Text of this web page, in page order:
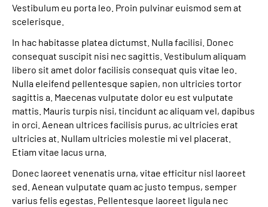
Vestibulum eu porta leo. Proin pulvinar euismod sem at
scelerisque.
In hac habitasse platea dictumst. Nulla facilisi. Donec
consequat suscipit nisi nec sagittis. Vestibulum aliquam
libero sit amet dolor facilisis consequat quis vitae leo.
Nulla eleifend pellentesque sapien, non ultricies tortor
sagittis a. Maecenas vulputate dolor eu est vulputate
mattis. Mauris turpis nisi, tincidunt ac aliquam vel, dapibus
in orci. Aenean ultrices facilisis purus, ac ultricies erat
ultricies at. Nullam ultricies molestie mi vel placerat.
Etiam vitae lacus urna.
Donec laoreet venenatis urna, vitae efficitur nisl laoreet
sed. Aenean vulputate quam ac justo tempus, semper
varius felis egestas. Pellentesque laoreet ligula nec